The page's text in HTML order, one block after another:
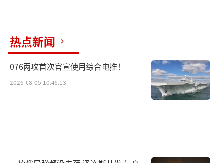
热点新闻
076两攻首次官宣使用综合电推！
2026-08-05 10:46:13